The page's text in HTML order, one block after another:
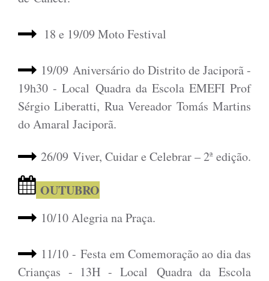
18 e 19/09 Moto Festival
19/09 Aniversário do Distrito de Jaciporã -
19h30 - Local Quadra da Escola EMEFI Prof
Sérgio Liberatti, Rua Vereador Tomás Martins
do Amaral Jaciporã.
26/09 Viver, Cuidar e Celebrar – 2ª edição.
OUTUBRO
10/10 Alegria na Praça.
11/10 - Festa em Comemoração ao dia das
Crianças - 13H - Local Quadra da Escola